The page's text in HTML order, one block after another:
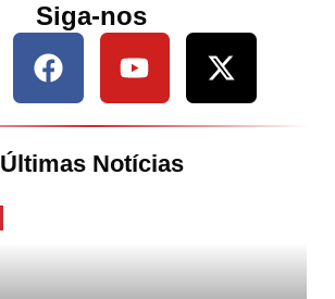
Siga-nos
Últimas Notícias